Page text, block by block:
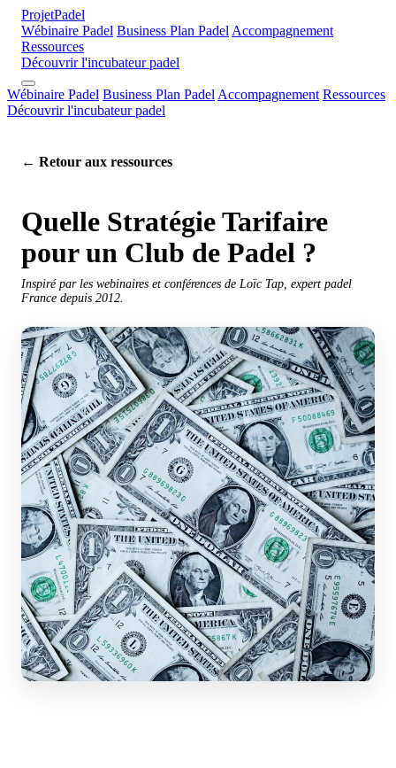
ProjetPadel
Wébinaire Padel Business Plan Padel Accompagnement
Ressources
Découvrir l'incubateur padel
Wébinaire Padel Business Plan Padel Accompagnement Ressources
Découvrir l'incubateur padel
← Retour aux ressources
Quelle Stratégie Tarifaire
pour un Club de Padel ?
Inspiré par les webinaires et conférences de Loïc Tap, expert padel
France depuis 2012.